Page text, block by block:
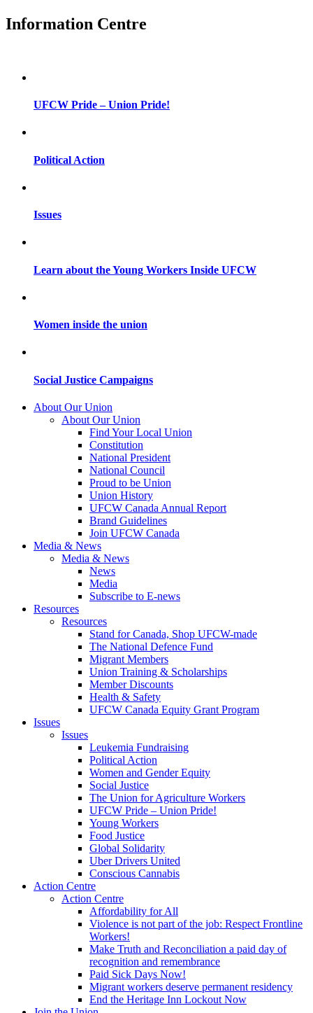
Information Centre
UFCW Pride – Union Pride!
Political Action
Issues
Learn about the Young Workers Inside UFCW
Women inside the union
Social Justice Campaigns
About Our Union
About Our Union
Find Your Local Union
Constitution
National President
National Council
Proud to be Union
Union History
UFCW Canada Annual Report
Brand Guidelines
Join UFCW Canada
Media & News
Media & News
News
Media
Subscribe to E-news
Resources
Resources
Stand for Canada, Shop UFCW-made
The National Defence Fund
Migrant Members
Union Training & Scholarships
Member Discounts
Health & Safety
UFCW Canada Equity Grant Program
Issues
Issues
Leukemia Fundraising
Political Action
Women and Gender Equity
Social Justice
The Union for Agriculture Workers
UFCW Pride – Union Pride!
Young Workers
Food Justice
Global Solidarity
Uber Drivers United
Conscious Cannabis
Action Centre
Action Centre
Affordability for All
Violence is not part of the job: Respect Frontline
Workers!
Make Truth and Reconciliation a paid day of
recognition and remembrance
Paid Sick Days Now!
Migrant workers deserve permanent residency
End the Heritage Inn Lockout Now